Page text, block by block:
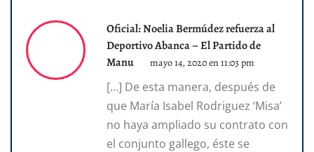
Oficial: Noelia Bermúdez refuerza al
Deportivo Abanca – El Partido de
Manu
mayo 14, 2020 en 11:03 pm
[…] De esta manera, después de
que María Isabel Rodriguez ‘Misa’
no haya ampliado su contrato con
el conjunto gallego, éste se